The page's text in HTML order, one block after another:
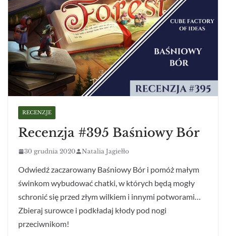
RECENZJE
Recenzja #395 Baśniowy Bór
30 grudnia 2020 Natalia Jagiełło
Odwiedź zaczarowany Baśniowy Bór i pomóż małym
świnkom wybudować chatki, w których będą mogły
schronić się przed złym wilkiem i innymi potworami…
Zbieraj surowce i podkładaj kłody pod nogi
przeciwnikom!